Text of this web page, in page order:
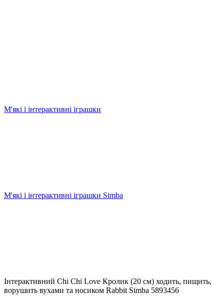
М'які і інтерактивні іграшки
М'які і інтерактивні іграшки Simba
Інтерактивний Chi Chi Love Кролик (20 см) ходить, пищить,
ворушить вухами та носиком Rabbit Simba 5893456